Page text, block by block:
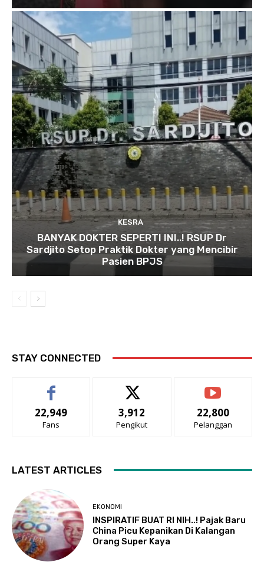
KESRA
BANYAK DOKTER SEPERTI INI..! RSUP Dr
Sardjito Setop Praktik Dokter yang Mencibir
Pasien BPJS
STAY CONNECTED
22,949
Fans
3,912
Pengikut
22,800
Pelanggan
LATEST ARTICLES
EKONOMI
INSPIRATIF BUAT RI NIH..! Pajak Baru
China Picu Kepanikan Di Kalangan
Orang Super Kaya